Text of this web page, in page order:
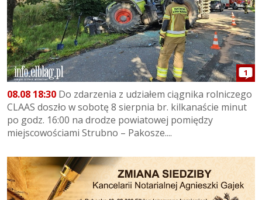
1
08.08 18:30 Do zdarzenia z udziałem ciągnika rolniczego
CLAAS doszło w sobotę 8 sierpnia br. kilkanaście minut
po godz. 16:00 na drodze powiatowej pomiędzy
miejscowościami Strubno – Pakosze....